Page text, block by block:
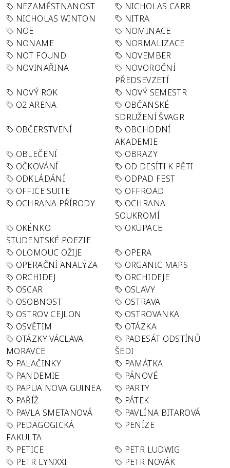
NEZAMĚSTNANOST
NICHOLAS CARR
NICHOLAS WINTON
NITRA
NOE
NOMINACE
NONAME
NORMALIZACE
NOT FOUND
NOVEMBER
NOVINAŘINA
NOVOROČNÍ
PŘEDSEVZETÍ
NOVÝ ROK
NOVÝ SEMESTR
O2 ARENA
OBČANSKÉ
SDRUŽENÍ ŠVAGR
OBČERSTVENÍ
OBCHODNÍ
AKADEMIE
OBLEČENÍ
OBRAZY
OČKOVÁNÍ
OD DESÍTI K PĚTI
ODKLÁDÁNÍ
ODPAD FEST
OFFICE SUITE
OFFROAD
OCHRANA PŘÍRODY
OCHRANA
SOUKROMÍ
OKÉNKO
STUDENTSKÉ POEZIE
OKUPACE
OLOMOUC OŽIJE
OPERA
OPERAČNÍ ANALÝZA
ORGANIC MAPS
ORCHIDEJ
ORCHIDEJE
OSCAR
OSLAVY
OSOBNOST
OSTRAVA
OSTROV CEJLON
OSTROVANKA
OSVĚTIM
OTÁZKA
OTÁZKY VÁCLAVA
MORAVCE
PADESÁT ODSTÍNŮ
ŠEDI
PALAČINKY
PAMÁTKA
PANDEMIE
PÁNOVÉ
PAPUA NOVA GUINEA
PARTY
PAŘÍŽ
PÁTEK
PAVLA SMETANOVÁ
PAVLÍNA BITAROVÁ
PEDAGOGICKÁ
FAKULTA
PENÍZE
PETICE
PETR LUDWIG
PETR LYNXXI
PETR NOVÁK